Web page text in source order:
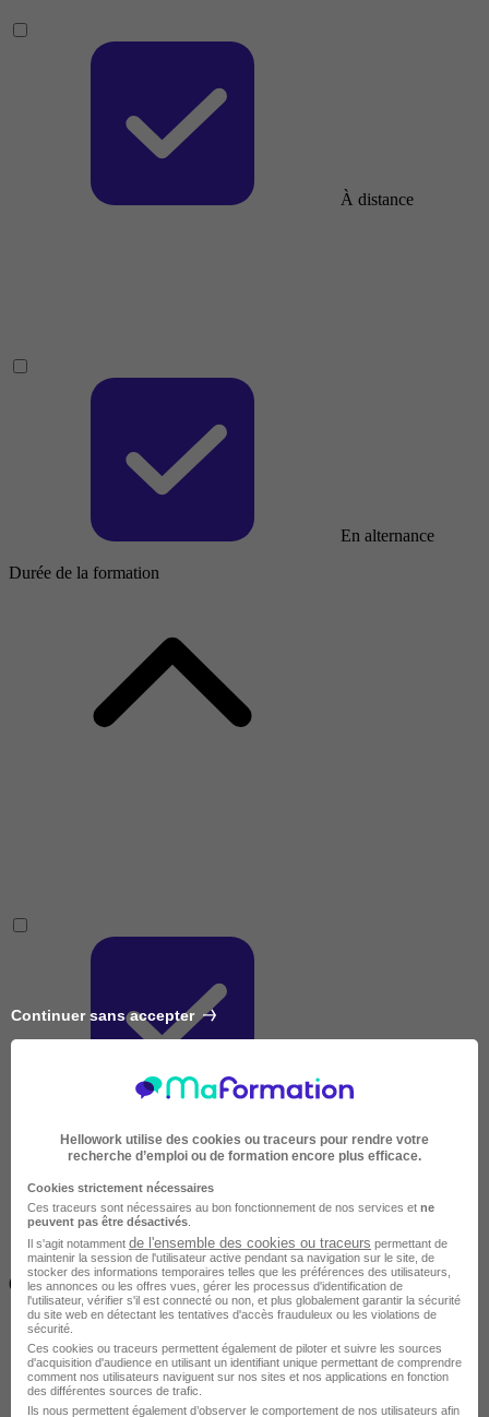
À distance
En alternance
Durée de la formation
Très courte
Inférieur à 2 jours
(14h)
Continuer sans accepter
Hellowork utilise des cookies ou traceurs pour rendre votre
recherche d’emploi ou de formation encore plus efficace.
Cookies strictement nécessaires
Ces traceurs sont nécessaires au bon fonctionnement de nos services et ne
peuvent pas être désactivés
Il s'agit notamment de l'ensemble des cookies ou traceurs permettant de
maintenir la session de l'utilisateur active pendant sa navigation sur le site, de
stocker des informations temporaires telles que les préférences des utilisateurs,
les annonces ou les offres vues, gérer les processus d'identification de
l'utilisateur, vérifier s'il est connecté ou non, et plus globalement garantir la sécurité
du site web en détectant les tentatives d'accès frauduleux ou les violations de
sécurité.
Ces cookies ou traceurs permettent également de piloter et suivre les sources
d'acquisition d'audience en utilisant un identifiant unique permettant de comprendre
comment nos utilisateurs naviguent sur nos sites et nos applications en fonction
des différentes sources de trafic.
Ils nous permettent également d’observer le comportement de nos utilisateurs afin